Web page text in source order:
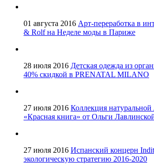
01 августа 2016 Арт-переработка в
& Rolf на Неделе моды в Париже
28 июля 2016 Детская одежда из
40% скидкой в PRENATAL MILANO
27 июля 2016 Коллекция
«Красная книга» от Ольги
27 июля 2016 Испанский концерн
экологическую стратегию 2016-2020